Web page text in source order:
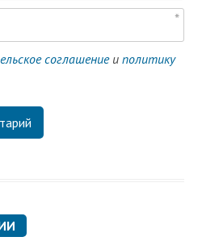
соглашениеиполитику